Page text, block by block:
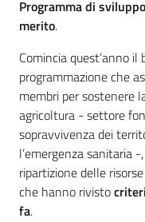
Programma di
merito.
Comincia quest’anno
programmazione che
membri per sostenere
agricoltura - settore
sopravvivenza dei
l’emergenza sanitaria
ripartizione delle
che hanno rivistocriteri
fa.